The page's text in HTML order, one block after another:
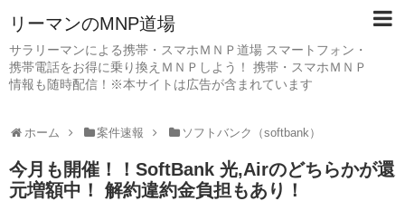
リーマンのMNP道場
サラリーマンによる携帯・スマホＭＮＰ道場 スマートフォン・
携帯電話をお得に乗り換えＭＮＰしよう！ 携帯・スマホＭＮＰ
情報も随時配信！※本サイトは広告が含まれています
ホーム 案件速報 ソフトバンク（softbank）
今月も開催！！SoftBank 光,Airのどちらかが還
元増額中！ 解約違約金負担もあり！